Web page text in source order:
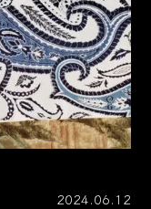
2024.06.12